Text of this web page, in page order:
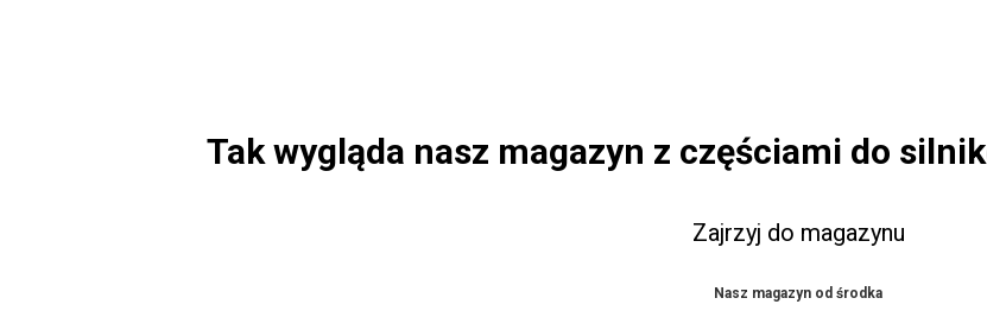
Tak wygląda nasz magazyn z częściami do
Zajrzyj do magazynu
Nasz magazyn od środka